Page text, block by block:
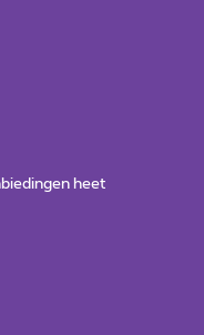
heet